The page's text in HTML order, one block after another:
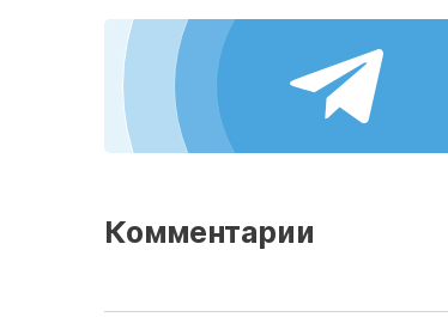
Комментарии